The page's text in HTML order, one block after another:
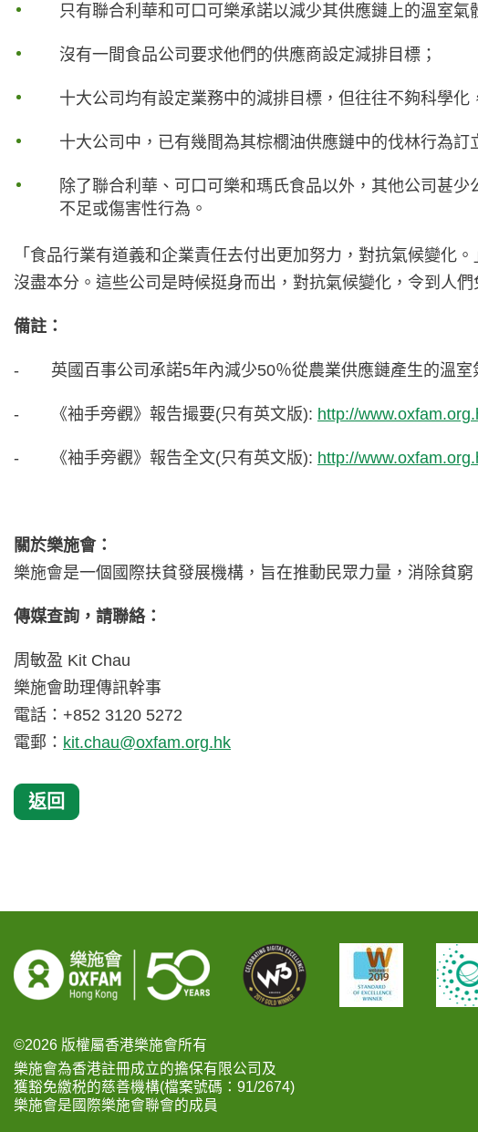
只有聯合利華和可口可樂承諾以減少其供應鏈上的溫室
沒有一間食品公司要求他們的供應商設定減排目標；
十大公司均有設定業務中的減排目標，但往往不夠科學
十大公司中，已有幾間為其棕櫚油供應鏈中的伐林行為
除了聯合利華、可口可樂和瑪氏食品以外，其他公司甚
不足或傷害性行為。
「食品行業有道義和企業責任去付出更加努力，對抗氣候變化
沒盡本分。這些公司是時候挺身而出，對抗氣候變化，令到人們
備註：
- 英國百事公司承諾5年內減少50％從農業供應鏈產生的溫室
- 《袖手旁觀》報告撮要(只有英文版): http://
- 《袖手旁觀》報告全文(只有英文版): http://
關於樂施會：
樂施會是一個國際扶貧發展機構，旨在推動民眾力量，消除貧窮
傳媒查詢，請聯絡：
周敏盈 Kit Chau
樂施會助理傳訊幹事
電話：+852 3120 5272
電郵： kit.chau@oxfam.org.hk
返回
©2026 版權屬香港樂施會所有
樂施會為香港註冊成立的擔保有限公司及
獲豁免繳税的慈善機構(檔案號碼：91/2674)
樂施會是國際樂施會聯會的成員